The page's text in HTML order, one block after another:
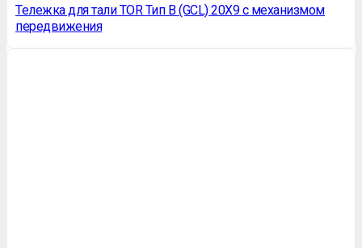
Тележка для тали TOR Тип В (GCL) 20Х9 с механизмом
передвижения